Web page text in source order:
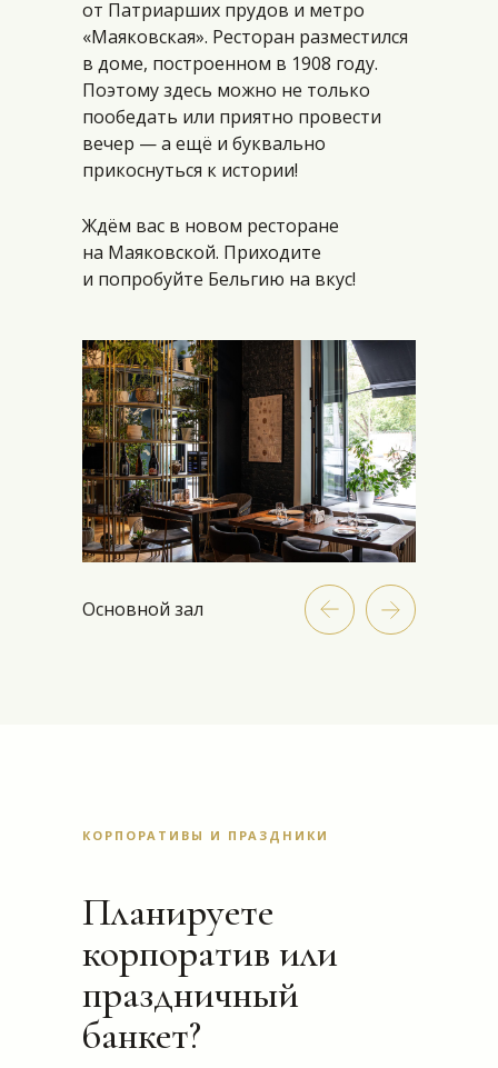
от Патриарших прудов и метро
«Маяковская». Ресторан разместился
в доме, построенном в 1908 году.
Поэтому здесь можно не только
пообедать или приятно провести
вечер — а ещё и буквально
прикоснуться к истории!
Основной зал
Ждём вас в новом ресторане
на Маяковской. Приходите
и попробуйте Бельгию на вкус!
КОРПОРАТИВЫ И ПРАЗДНИКИ
Планируете
корпоратив или
праздничный
банкет?